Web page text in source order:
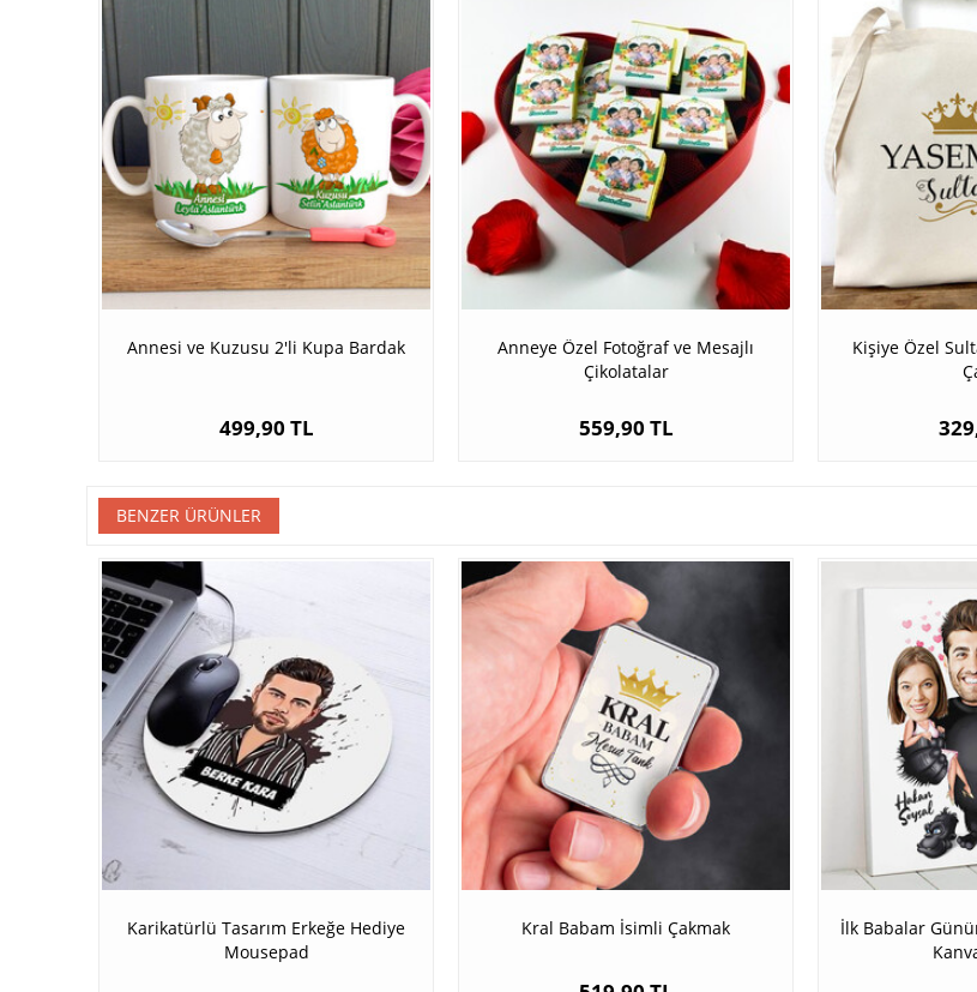
Annesi ve Kuzusu 2'li Kupa Bardak
499,90 TL
Anneye Özel Fotoğraf ve Mesajlı
Çikolatalar
559,90 TL
Kişiye Özel
BENZER ÜRÜNLER
Karikatürlü Tasarım Erkeğe Hediye
Mousepad
Kral Babam İsimli Çakmak
İlk Babalar